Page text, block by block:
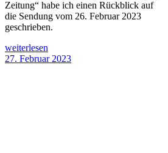
Zeitung“ habe ich einen Rückblick auf
die Sendung vom 26. Februar 2023
geschrieben.
weiterlesen
27. Februar 2023